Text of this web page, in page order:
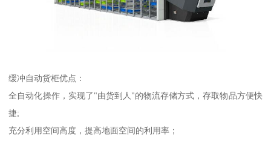
缓冲自动货柜优点：
全自动化操作，实现了"由货到人"的物流存储方式，存取物品方便快
捷;
充分利用空间高度，提高地面空间的利用率；